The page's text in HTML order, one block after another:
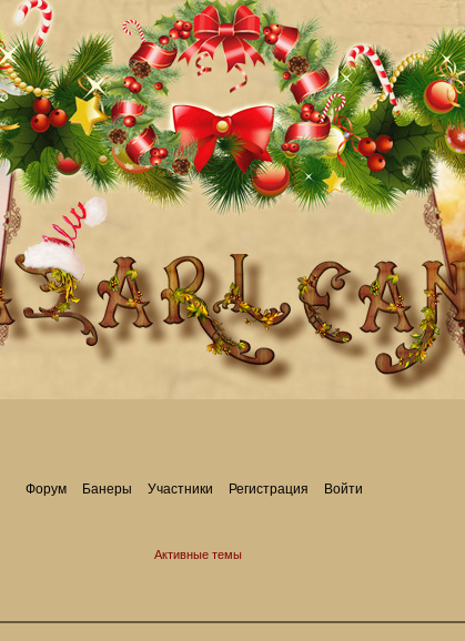
Форум Банеры Участники Регистрация Войти
Активные темы